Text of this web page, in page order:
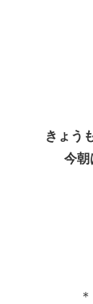
きょう
今朝